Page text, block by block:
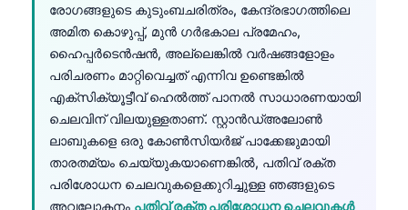
രോഗങ്ങളുടെ കുടുംബചരിത്രം, കേന്ദ്രഭാഗത്തിലെ
അമിത കൊഴുപ്പ്, മുൻ ഗർഭകാല പ്രമേഹം,
ഹൈപ്പർടെൻഷൻ, അല്ലെങ്കിൽ വർഷങ്ങളോളം
പരിചരണം മാറ്റിവെച്ചത് എന്നിവ ഉണ്ടെങ്കിൽ
എക്സിക്യൂട്ടീവ് ഹെൽത്ത് പാനൽ സാധാരണയായി
ചെലവിന് വിലയുള്ളതാണ്. സ്റ്റാൻഡ്അലോൺ
ലാബുകളെ ഒരു കോൺസിയർജ് പാക്കേജുമായി
താരതമ്യം ചെയ്യുകയാണെങ്കിൽ, പതിവ് രക്ത
പരിശോധന ചെലവുകളെക്കുറിച്ചുള്ള ഞങ്ങളുടെ
അവലോകനം പതിവ് രക്ത പരിശോധന ചെലവുകൾ
Ελληνικά
Türkçe
Română
简体中文
فارسی
Български